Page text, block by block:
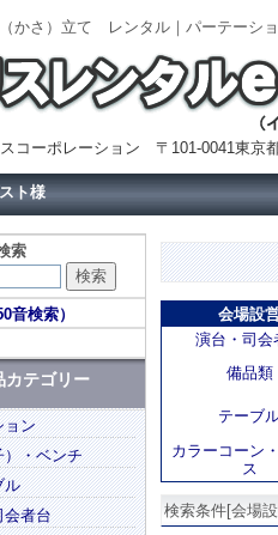
かさ）立て レンタル｜パーテーシ
コーポレーション 〒101-0041東京
ト様
会場設
演台・司会
備品類
テーブ
カラーコーン
ス
検索条件[会場
索
音検索）
カテゴリー
ョン
）・ベンチ
ル
会者台